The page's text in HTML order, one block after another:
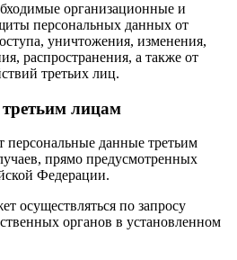
организационные и
персональных данных от
уничтожения, изменения,
распространения, а также от
третьих лиц.
лицам
персональные данные третьим
прямо предусмотренных
Федерации.
осуществляться по запросу
органов в установленном